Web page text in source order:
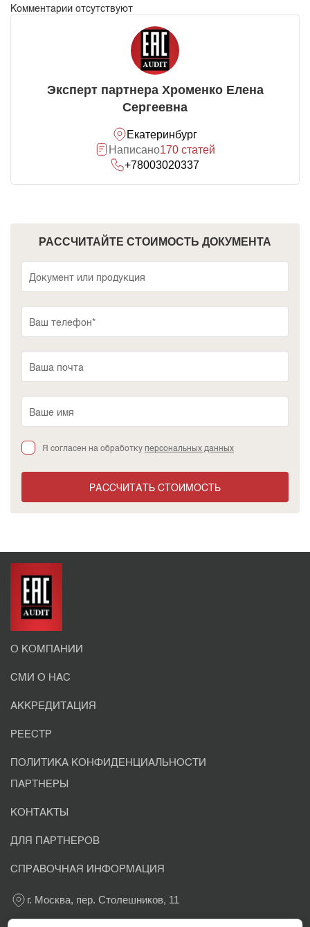
Комментарии отсутствуют
Эксперт партнера Хроменко Елена
Сергеевна
Екатеринбург
Написано170 статей
+78003020337
РАССЧИТАЙТЕ СТОИМОСТЬ ДОКУМЕНТА
Я согласен на обработкуперсональных данных
РАССЧИТАТЬ СТОИМОСТЬ
О КОМПАНИИ
СМИ О НАС
АККРЕДИТАЦИЯ
РЕЕСТР
ПОЛИТИКА КОНФИДЕНЦИАЛЬНОСТИ
ПАРТНЕРЫ
КОНТАКТЫ
ДЛЯ ПАРТНЕРОВ
СПРАВОЧНАЯ ИНФОРМАЦИЯ
г. Москва, пер. Столешников, 11